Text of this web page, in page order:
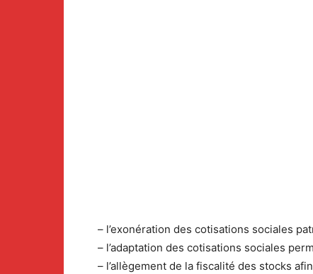
– l’exonération des cotisations sociales
– l’adaptation des cotisations sociales
– l’allègement de la fiscalité des stocks